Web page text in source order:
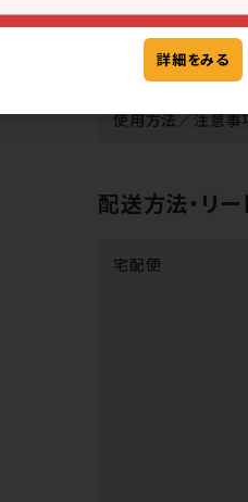
注文単位
アレルギー
使用方法／注意事
配送方法・リー
宅配便
詳細をみる